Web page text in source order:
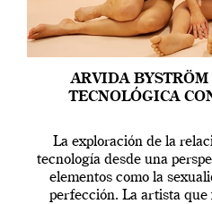
ARVIDA
TECNOLÓGICA
La exploración de la
tecnología desde una
elementos como la
perfección. La artista